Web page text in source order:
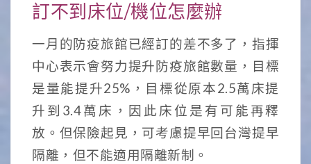
訂不到床位/機位怎麼辦
一月的防疫旅館已經訂的差不多了，指揮
中心表示會努力提升防疫旅館數量，目標
是量能提升25%，目標從原本2.5萬床提
升到3.4萬床，因此床位是有可能再釋
放。但保險起見，可考慮提早回台灣提早
隔離，但不能適用隔離新制。